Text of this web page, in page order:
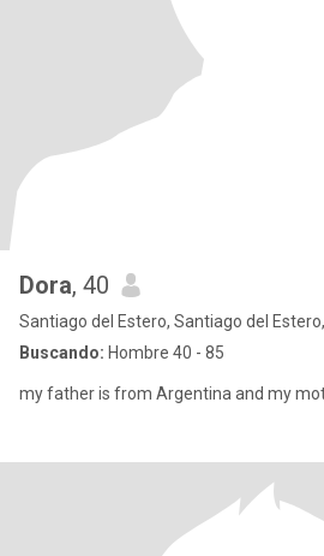
Dora, 40
Santiago del Estero, Santiago del
Buscando: Hombre 40 - 85
my father is from Argentina and my